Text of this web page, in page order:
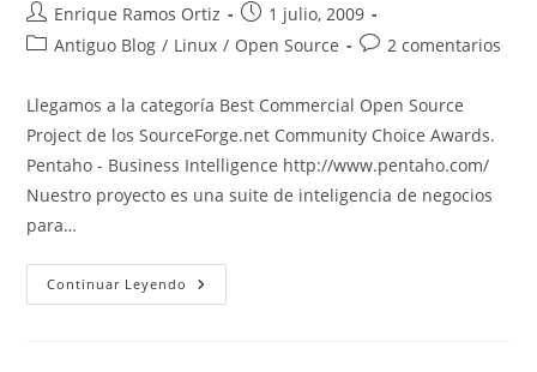
Autor
de
Enrique Ramos Ortiz
Publicación
de
la
1 julio, 2009
Categoría
la
entrada:
Antiguo Blog / Linux / Open Source
Comentarios
la
entrada:
2 comentarios
Llegamos a la categoría Best Commercial Open Source
Project de los SourceForge.net Community Choice Awards.
Pentaho - Business Intelligence http://www.pentaho.com/
Nuestro proyecto es una suite de inteligencia de negocios
para…
Continuar Leyendo Best
Commercial